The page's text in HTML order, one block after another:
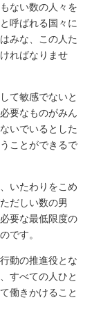
ない数の人々を
呼ばれる国々に
みな、この人た
ればなりませ
て敏感でないと
要なものがみん
いでいるとした
ことができるで
いたわりをこめ
だしい数の男
要な最低限度の
です。
動の推進役とな
すべての人ひと
働きかけること